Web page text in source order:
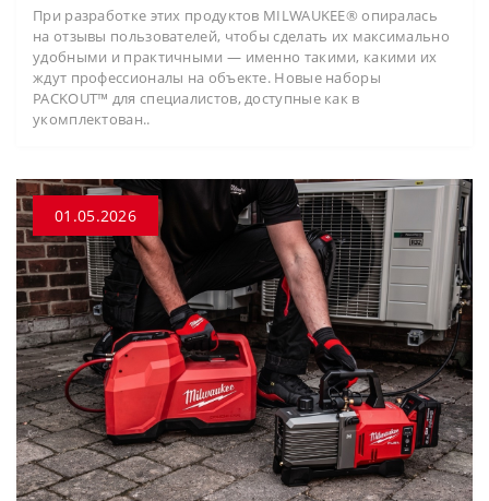
При разработке этих продуктов MILWAUKEE® опиралась
на отзывы пользователей, чтобы сделать их максимально
удобными и практичными — именно такими, какими их
ждут профессионалы на объекте. Новые наборы
PACKOUT™ для специалистов, доступные как в
укомплектован..
01.05.2026